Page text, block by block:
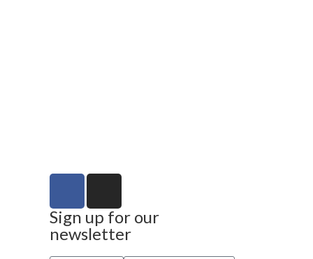
Sign up for our
newsletter